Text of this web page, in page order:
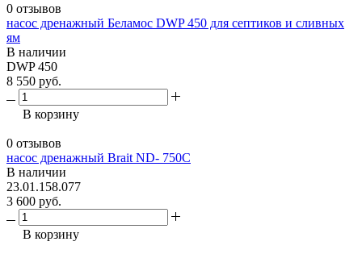
0 отзывов
насос дренажный Беламос DWP 450 для септиков и сливных
ям
В наличии
DWP 450
8 550 руб.
В корзину
0 отзывов
насос дренажный Brait ND- 750C
В наличии
23.01.158.077
3 600 руб.
В корзину